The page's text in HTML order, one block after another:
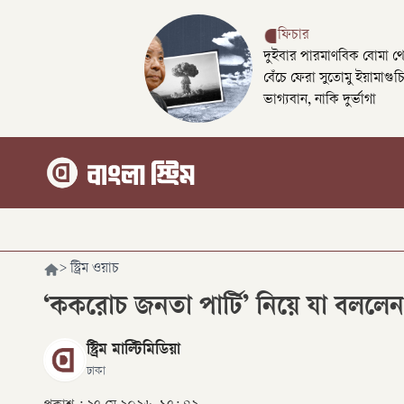
ফিচার
দুইবার পারমাণবিক বোমা
বেঁচে ফেরা সুতোমু
ভাগ্যবান, নাকি দুর্ভাগা
> স্ট্রিম ওয়াচ
‘ককরোচ জনতা পার্টি’ নিয়ে যা
স্ট্রিম মাল্টিমিডিয়া
ঢাকা